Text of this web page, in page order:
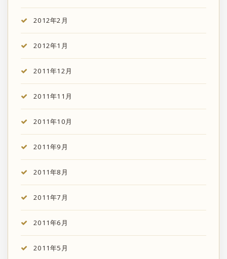
2012年2月
2012年1月
2011年12月
2011年11月
2011年10月
2011年9月
2011年8月
2011年7月
2011年6月
2011年5月